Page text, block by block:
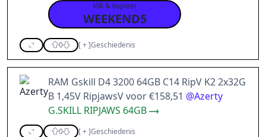
klik & kopieer
WEEKEND5
0 [+]Geschiedenis
RAM Gskill D4 3200 64GB C14 RipV K2 2x32G
B 1,45V RipjawsV voor €158,51 @Azerty
G.SKILL RIPJAWS 64GB
0 [+]Geschiedenis